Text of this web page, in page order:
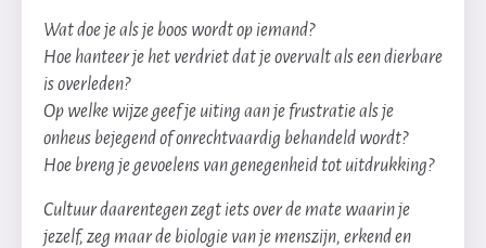
Wat doe je als je boos wordt op iemand?
Hoe hanteer je het verdriet dat je overvalt als een dierbare
is overleden?
Op welke wijze geef je uiting aan je frustratie als je
onheus bejegend of onrechtvaardig behandeld wordt?
Hoe breng je gevoelens van genegenheid tot uitdrukking?
Cultuur daarentegen zegt iets over de mate waarin je
jezelf, zeg maar de biologie van je menszijn, erkend en